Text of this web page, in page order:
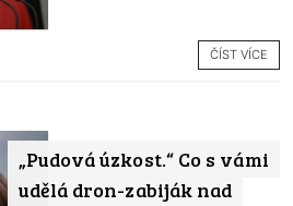
ČÍST VÍCE
„Pudová úzkost.“ Co s vámi
udělá dron-zabiják nad